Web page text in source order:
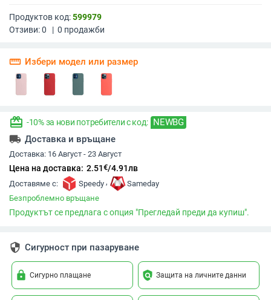
Продуктов код:599979
Отзиви:0 | 0 продажби
straighten Избери модел или размер
redeem -10% за нови потребители с код: NEWBG
local_shipping Доставка и връщане
Доставка: 16 Август - 23 Август
Цена на доставка: 2.51€/4.91лв
Доставяме с: Speedy ,
Sameday
Безпроблемно връщане
Продуктът се предлага с опция "Прегледай преди да купиш".
security Сигурност при пазаруване
lock Сигурно плащане policy Защита на личните данни